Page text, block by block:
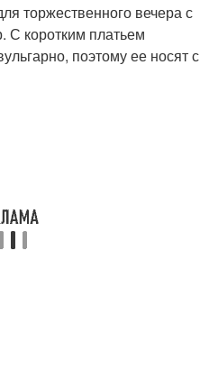
торжественного вечера с
С коротким платьем
поэтому ее носят с